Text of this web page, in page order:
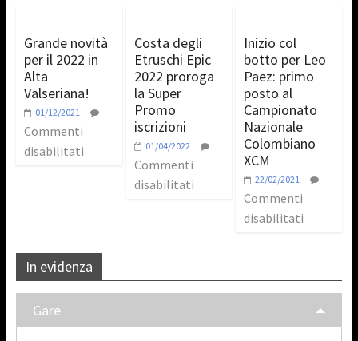
Grande novità
per il 2022 in
Alta
Valseriana!
01/12/2021
Commenti
disabilitati
Costa degli
Etruschi Epic
2022 proroga
la Super
Promo
iscrizioni
01/04/2022
Commenti
disabilitati
Inizio col
botto per Leo
Paez: primo
posto al
Campionato
Nazionale
Colombiano
XCM
22/02/2021
Commenti
disabilitati
In evidenza
Gare